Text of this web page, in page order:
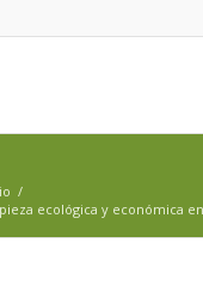
/
ecológica y económica